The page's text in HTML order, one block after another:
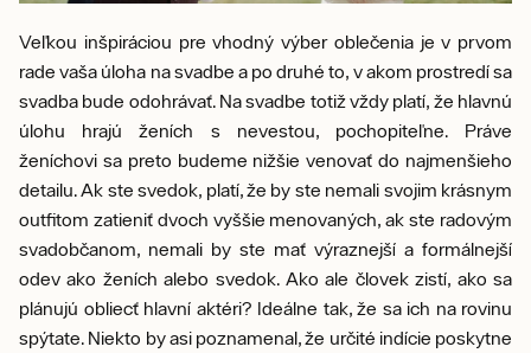
Veľkou inšpiráciou pre vhodný výber oblečenia je v prvom
rade vaša úloha na svadbe a po druhé to, v akom prostredí sa
svadba bude odohrávať. Na svadbe totiž vždy platí, že hlavnú
úlohu hrajú ženích s nevestou, pochopiteľne. Práve
ženíchovi sa preto budeme nižšie venovať do najmenšieho
detailu. Ak ste svedok, platí, že by ste nemali svojim krásnym
outfitom zatieniť dvoch vyššie menovaných, ak ste radovým
svadobčanom, nemali by ste mať výraznejší a formálnejší
odev ako ženích alebo svedok. Ako ale človek zistí, ako sa
plánujú obliecť hlavní aktéri? Ideálne tak, že sa ich na rovinu
spýtate. Niekto by asi poznamenal, že určité indície poskytne